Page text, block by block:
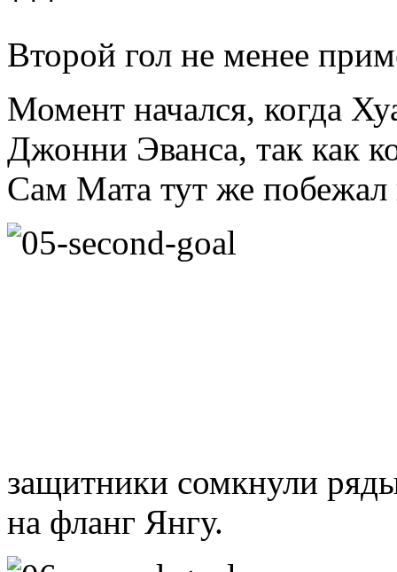
Второй гол не менее
Момент начался, когда
Джонни Эванса, так как
Сам Мата тут же побежал
защитники сомкнули
на фланг Янгу.